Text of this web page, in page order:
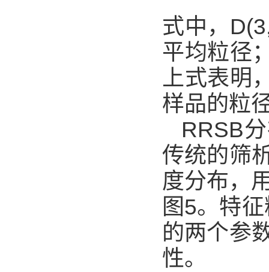
式中，
平均粒径
上式表明
样品的粒
RRSB
传统的筛
度分布，
图5。特
的两个参
性。